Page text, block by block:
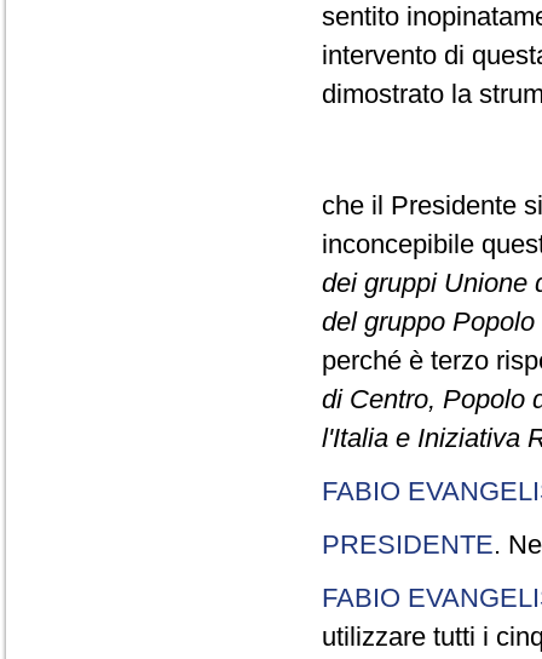
sentito
intervento di
dimostrato la
che il Presidente
inconcepibile
dei gruppi Unione
del gruppo
perché è terzo
di Centro, Popolo
l'Italia e Iniziativa
FABIO
PRESIDENTE.
FABIO
utilizzare tutti i